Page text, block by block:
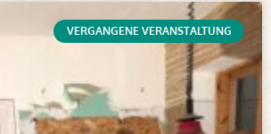
VERGANGENE VERANSTALTUNG